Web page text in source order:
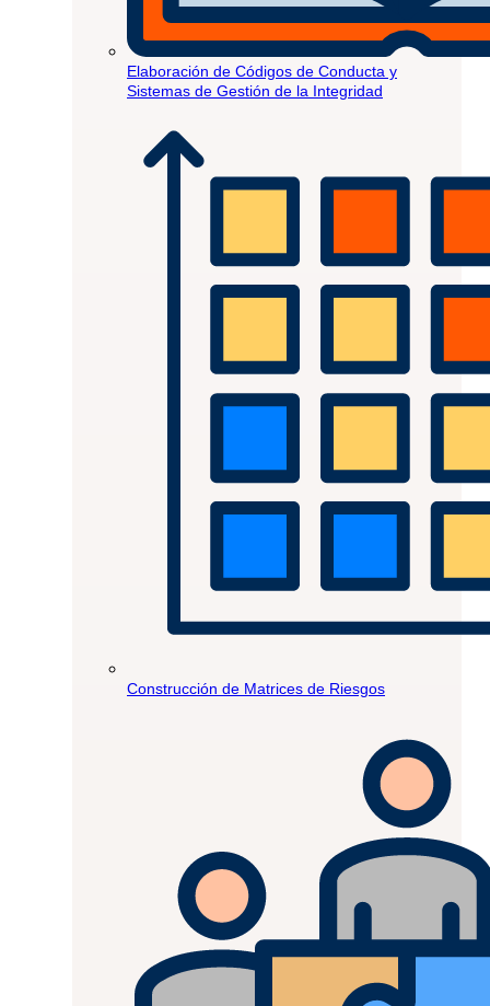
Elaboración de Códigos de Conducta y
Sistemas de Gestión de la Integridad
Construcción de Matrices de Riesgos